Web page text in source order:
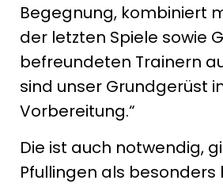
Begegnung, kombiniert
der letzten Spiele sowie
befreundeten Trainern
sind unser Grundgerüst
Vorbereitung.“
Die ist auch notwendig,
Pfullingen als besonders